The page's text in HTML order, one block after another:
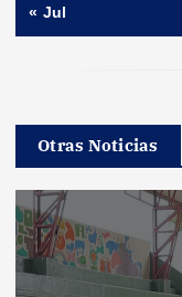
« Jul
Otras Noticias